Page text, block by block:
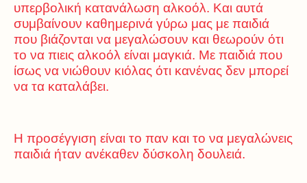
υπερβολική κατανάλωση αλκοόλ. Και αυτά
συμβαίνουν καθημερινά γύρω μας με παιδιά
που βιάζονται να μεγαλώσουν και θεωρούν ότι
το να πιεις αλκοόλ είναι μαγκιά. Με παιδιά που
ίσως να νιώθουν κιόλας ότι κανένας δεν μπορεί
να τα καταλάβει.
Η προσέγγιση είναι το παν και το να μεγαλώνεις
παιδιά ήταν ανέκαθεν δύσκολη δουλειά.